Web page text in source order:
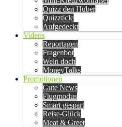
Quizz den Huber
Quizzticle
Aufgedeckt
Videos
Reportagen
Fragenbot
Wein doch
MoneyTalks
Promotionen
Gute News
Flugmodus
Smart gespart
Reise-Glück
Meat & Greet